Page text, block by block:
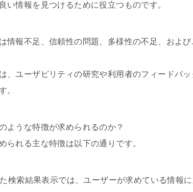
い情報を見つけるために役立つものです。
情報不足、信頼性の問題、多様性の不足、およ
、ユーザビリティの研究や利用者のフィードバ
。
ような特徴が求められるのか？
られる主な特徴は以下の通りです。
検索結果表示では、ユーザーが求めている情報